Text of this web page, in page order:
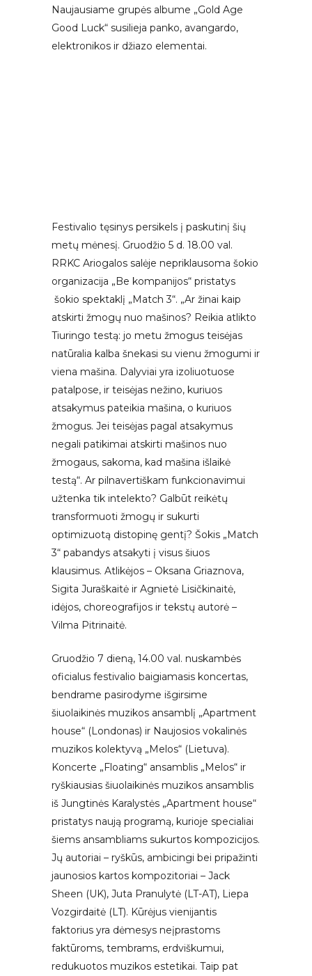
Naujausiame grupės albume „Gold Age
Good Luck“ susilieja panko, avangardo,
elektronikos ir džiazo elementai.
Festivalio tęsinys persikels į paskutinį šių
metų mėnesį. Gruodžio 5 d. 18.00 val.
RRKC Ariogalos salėje nepriklausoma šokio
organizacija „Be kompanijos“ pristatys
šokio spektaklį „Match 3“. „Ar žinai kaip
atskirti žmogų nuo mašinos? Reikia atlikto
Tiuringo testą: jo metu žmogus teisėjas
natūralia kalba šnekasi su vienu žmogumi ir
viena mašina. Dalyviai yra izoliuotuose
patalpose, ir teisėjas nežino, kuriuos
atsakymus pateikia mašina, o kuriuos
žmogus. Jei teisėjas pagal atsakymus
negali patikimai atskirti mašinos nuo
žmogaus, sakoma, kad mašina išlaikė
testą“. Ar pilnavertiškam funkcionavimui
užtenka tik intelekto? Galbūt reikėtų
transformuoti žmogų ir sukurti
optimizuotą distopinę gentį? Šokis „Match
3“ pabandys atsakyti į visus šiuos
klausimus. Atlikėjos – Oksana Griaznova,
Sigita Juraškaitė ir Agnietė Lisičkinaitė,
idėjos, choreografijos ir tekstų autorė –
Vilma Pitrinaitė.
Gruodžio 7 dieną, 14.00 val. nuskambės
oficialus festivalio baigiamasis koncertas,
bendrame pasirodyme išgirsime
šiuolaikinės muzikos ansamblį „Apartment
house“ (Londonas) ir Naujosios vokalinės
muzikos kolektyvą „Melos“ (Lietuva).
Koncerte „Floating“ ansamblis „Melos“ ir
ryškiausias šiuolaikinės muzikos ansamblis
iš Jungtinės Karalystės „Apartment house“
pristatys naują programą, kurioje specialiai
šiems ansambliams sukurtos kompozicijos.
Jų autoriai – ryškūs, ambicingi bei pripažinti
jaunosios kartos kompozitoriai – Jack
Sheen (UK), Juta Pranulytė (LT-AT), Liepa
Vozgirdaitė (LT). Kūrėjus vienijantis
faktorius yra dėmesys neįprastoms
faktūroms, tembrams, erdviškumui,
redukuotos muzikos estetikai. Taip pat